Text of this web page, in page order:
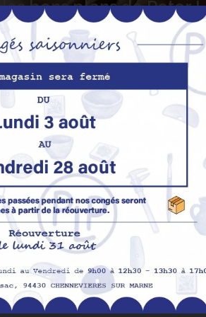
bons plans de Peter
Nos produits
Promotions
Nouveaux produits
Meilleures ventes